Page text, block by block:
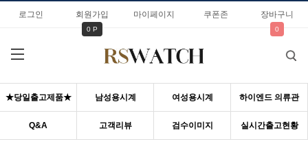
로그인 회원가입
0 P
마이페이지 쿠폰존 장바구니
0
★당일출고제품★ 남성용시계 여성용시계 하이엔드 의류관
Q&A 고객리뷰 검수이미지 실시간출고현황